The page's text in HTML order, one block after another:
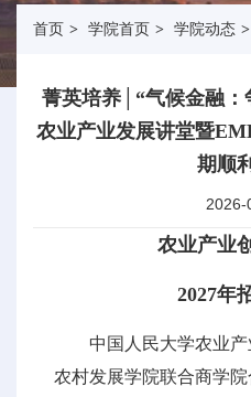
首页 > 学院首页 > 学院动态 >
菁英培养│“气候金融
农业产业发展讲堂暨
期顺
2026-
农业产业
2027年
中国人民大学农业
农村发展学院联合商学